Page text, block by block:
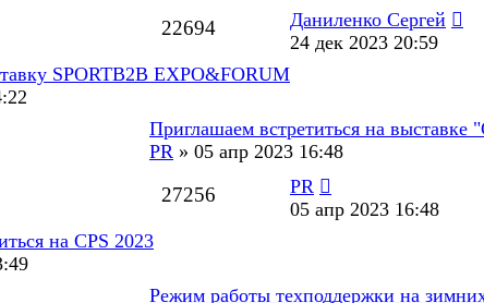
22694
Даниленко Сергей
24 дек 2023 20:59
SPORTB2B EXPO&FORUM
Приглашаем встретиться на выставке
PR » 05 апр 2023 16:48
27256
PR
05 апр 2023 16:48
на CPS 2023
Режим работы техподдержки на